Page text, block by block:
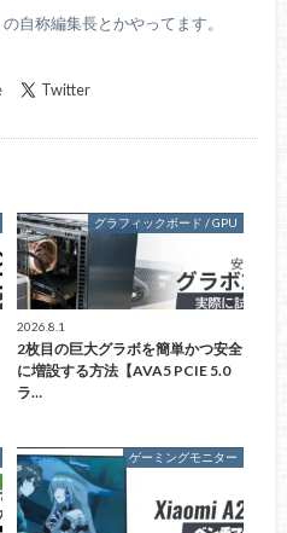
自称編集長とかやってます。
Twitter
グラフィックボード / GPU
2026.8.1
2枚目の巨大グラボを簡単かつ安全
に増設する方法【AVA5 PCIE 5.0
ラ…
ゲーミングモニター